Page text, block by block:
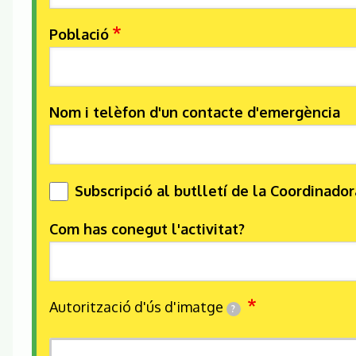
Població
Nom i telèfon d'un contacte d'emergència
Subscripció al butlletí de la
Com has conegut l'activitat?
Autorització d'ús d'imatge ?